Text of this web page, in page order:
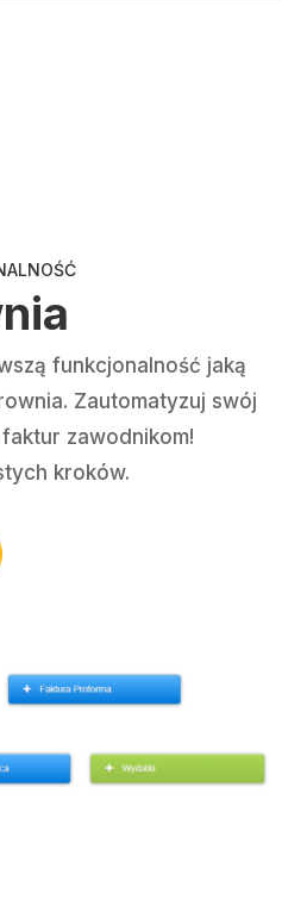
funkcjonalność jaką
Zautomatyzuj swój
zawodnikom!
kroków.